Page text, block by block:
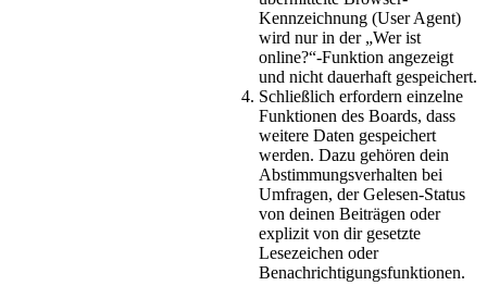
Kennzeichnung (User Agent)
wird nur in der „Wer ist
online?“-Funktion angezeigt
und nicht dauerhaft gespeichert.
Schließlich erfordern einzelne
Funktionen des Boards, dass
weitere Daten gespeichert
werden. Dazu gehören dein
Abstimmungsverhalten bei
Umfragen, der Gelesen-Status
von deinen Beiträgen oder
explizit von dir gesetzte
Lesezeichen oder
Benachrichtigungsfunktionen.